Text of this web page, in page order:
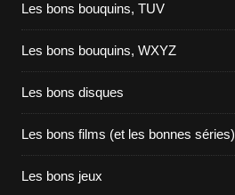
Les bons bouquins, TUV
Les bons bouquins, WXYZ
Les bons disques
Les bons films (et les bonnes séries)
Les bons jeux